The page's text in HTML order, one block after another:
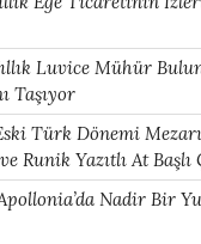
Luvice Mühür
Taşıyor
Türk Dönemi
Runik Yazıtlı At
Nadir Bir